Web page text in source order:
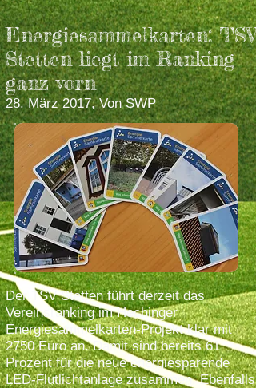
Energiesammelkarten: TSV
Stetten liegt im Ranking
ganz vorn
28. März 2017, Von SWP
Der TSV Stetten führt derzeit das
Vereinsranking im Hechinger
Energiesammelkarten-Projekt klar mit
2750 Euro an. Damit sind bereits 61
Prozent für die neue energiesparende
LED-Flutlichtanlage zusammen. Ebenfalls